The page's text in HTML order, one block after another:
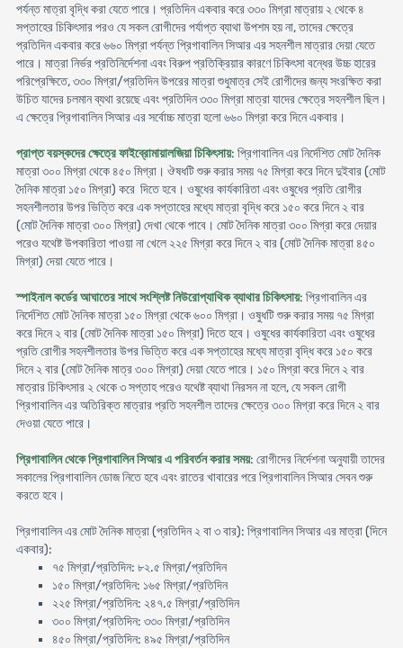
পর্যন্ত মাত্রা বৃদ্ধি করা যেতে পারে। প্রতিদিন একবার করে ৩৩০ মিগ্রা মাত্রায় ২ থেকে ৪
সপ্তাহের চিকিৎসার পরও যে সকল রোগীদের পর্যাপ্ত ব্যাথা উপশম হয় না, তাদের ক্ষেত্রে
প্রতিদিন একবার করে ৬৬০ মিগ্রা পর্যন্ত প্রিগাবালিন সিআর এর সহনশীল মাত্রার দেয়া যেতে
পারে। মাত্রা নির্ভর প্রতিনির্দেশনা এবং বিরুপ প্রতিক্রিয়ার কারণে চিকিৎসা বন্ধের উচ্চ হারের
পরিপ্রেক্ষিতে, ৩৩০ মিগ্রা/প্রতিদিন উপরের মাত্রা শুধুমাত্র সেই রোগীদের জন্য সংরক্ষিত করা
উচিত যাদের চলমান ব্যথা রয়েছে এবং প্রতিদিন ৩৩০ মিগ্রা মাত্রা যাদের ক্ষেত্রে সহনশীল ছিল।
এ ক্ষেত্রে প্রিগাবালিন সিআর এর সর্বোচ্চ মাত্রা হলো ৬৬০ মিগ্রা করে দিনে একবার।
প্রাপ্ত বয়স্কদের ক্ষেত্রে ফাইব্রোমায়ালজিয়া চিকিৎসায়: প্রিগাবালিন এর নির্দেশিত মোট দৈনিক
মাত্রা ৩০০ মিগ্রা থেকে ৪৫০ মিগ্রা। ঔষধটি শুরু করার সময় ৭৫ মিগ্রা করে দিনে দুইবার (মোট
দৈনিক মাত্রা ১৫০ মিগ্রা) করে দিতে হবে। ওষুধের কার্যকারিতা এবং ওষুধের প্রতি রোগীর
সহনশীলতার উপর ভিত্তি করে এক সপ্তাহের মধ্যে মাত্রা বৃদ্ধি করে ১৫০ করে দিনে ২ বার
(মোট দৈনিক মাত্রা ৩০০ মিগ্রা) দেখা থেকে পাবে। মোট দৈনিক মাত্রা ৩০০ মিগ্রা করে দেয়ার
পরেও যথেষ্ট উপকারিতা পাওয়া না খেলে ২২৫ মিগ্রা করে দিনে ২ বার (মোট দৈনিক মাত্রা ৪৫০
মিগ্রা) দেয়া যেতে পারে।
স্পাইনাল কর্ডের আঘাতের সাথে সংশ্লিষ্ট নিউরোপ্যাথিক ব্যাথার চিকিৎসায়: প্রিগাবালিন এর
নির্দেশিত মোট দৈনিক মাত্রা ১৫০ মিগ্রা থেকে ৬০০ মিগ্রা। ওষুধটি শুরু করার সময় ৭৫ মিগ্রা
করে দিনে ২ বার (মোট দৈনিক মাত্রা ১৫০ মিগ্রা) দিতে হবে। ওষুধের কার্যকারিতা এবং ওষুধের
প্রতি রোগীর সহনশীলতার উপর ভিত্তি করে এক সপ্তাহের মধ্যে মাত্রা বৃদ্ধি করে ১৫০ করে
দিনে ২ বার (মোট দৈনিক মাত্র ৩০০ মিগ্রা) দেয়া যেতে পারে। ১৫০ মিগ্রা করে দিনে ২ বার
মাত্রার চিকিৎসার ২ থেকে ৩ সপ্তাহ পরেও যথেষ্ট ব্যাথা নিরসন না হলে, যে সকল রোগী
প্রিগাবালিন এর অতিরিক্ত মাত্রার প্রতি সহনশীল তাদের ক্ষেত্রে ৩০০ মিগ্রা করে দিনে ২ বার
দেওয়া যেতে পারে।
প্রিগাবালিন থেকে প্রিগাবালিন সিআর এ পরিবর্তন করার সময়: রোগীদের নির্দেশনা অনুযায়ী তাদের
সকালের প্রিগাবালিন ডোজ নিতে হবে এবং রাতের খাবারের পরে প্রিগাবালিন সিআর সেবন শুরু
করতে হবে।
প্রিগাবালিন এর মোট দৈনিক মাত্রা (প্রতিদিন ২ বা ৩ বার): প্রিগাবালিন সিআর এর মাত্রা (দিনে
একবার):
৭৫ মিগ্রা/প্রতিদিন: ৮২.৫ মিগ্রা/প্রতিদিন
১৫০ মিগ্রা/প্রতিদিন: ১৬৫ মিগ্রা/প্রতিদিন
২২৫ মিগ্রা/প্রতিদিন: ২৪৭.৫ মিগ্রা/প্রতিদিন
৩০০ মিগ্রা/প্রতিদিন: ৩৩০ মিগ্রা/প্রতিদিন
৪৫০ মিগ্রা/প্রতিদিন: ৪৯৫ মিগ্রা/প্রতিদিন